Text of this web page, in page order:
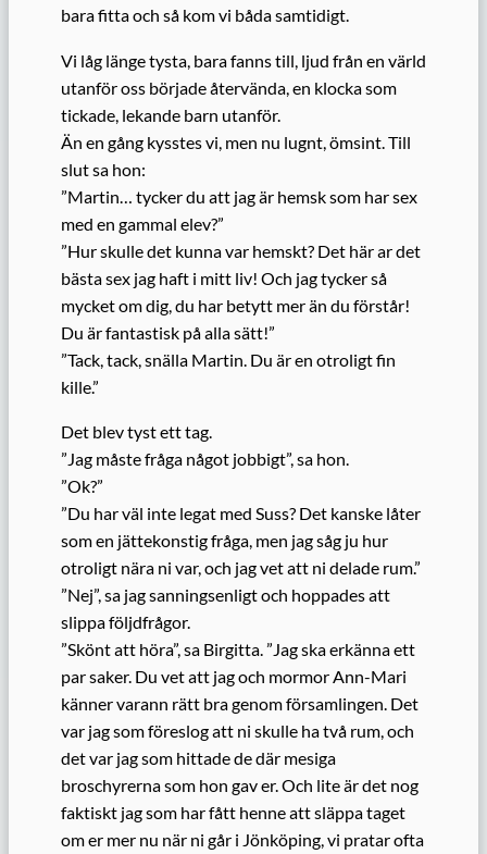
bara fitta och så kom vi båda samtidigt.
Vi låg länge tysta, bara fanns till, ljud från en värld
utanför oss började återvända, en klocka som
tickade, lekande barn utanför.
Än en gång kysstes vi, men nu lugnt, ömsint. Till
slut sa hon:
”Martin… tycker du att jag är hemsk som har sex
med en gammal elev?”
”Hur skulle det kunna var hemskt? Det här ar det
bästa sex jag haft i mitt liv! Och jag tycker så
mycket om dig, du har betytt mer än du förstår!
Du är fantastisk på alla sätt!”
”Tack, tack, snälla Martin. Du är en otroligt fin
kille.”
Det blev tyst ett tag.
”Jag måste fråga något jobbigt”, sa hon.
”Ok?”
”Du har väl inte legat med Suss? Det kanske låter
som en jättekonstig fråga, men jag såg ju hur
otroligt nära ni var, och jag vet att ni delade rum.”
”Nej”, sa jag sanningsenligt och hoppades att
slippa följdfrågor.
”Skönt att höra”, sa Birgitta. ”Jag ska erkänna ett
par saker. Du vet att jag och mormor Ann-Mari
känner varann rätt bra genom församlingen. Det
var jag som föreslog att ni skulle ha två rum, och
det var jag som hittade de där mesiga
broschyrerna som hon gav er. Och lite är det nog
faktiskt jag som har fått henne att släppa taget
om er mer nu när ni går i Jönköping, vi pratar ofta